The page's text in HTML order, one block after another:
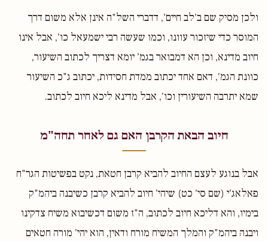
ולכן מסיק שם ב'לב חיים', דדברי השל"ה אינן אלא משום דרך
המוסר כדי שיזכור עוונו, וכמו שעשה רבי ישמעאל כו', אבל אינו
חיוב מדינא, וכן הא דמבואר בגמ' יומא דצריך לכתוב השיעור,
כוונת הגמ', דאם אחד יכתוב ממדת חסידות, יכתוב ג"כ השיעור
שמא יתרבה השיעורין וכו', אבל מדינא ליכא חיוב לכתוב.
חיוב הבאת הקרבן האם גם לאחר תחה"מ
אבל בנוגע לעצם החיוב להביא קרבן חטאת, נקט בפשיטות הגר"ח
פאלאג'י (שם סי' כט) שיהי' חיוב להביא קרבן כשיבנה ביהמ"ק
בימיו, והא דליכא חיוב לכתוב, ה"ז משום דכשיבוא משיח צדקינו
ויבנה ביהמ"ק והמלך המשיח מורח ודאין, הוא יהי' מורה חטאים